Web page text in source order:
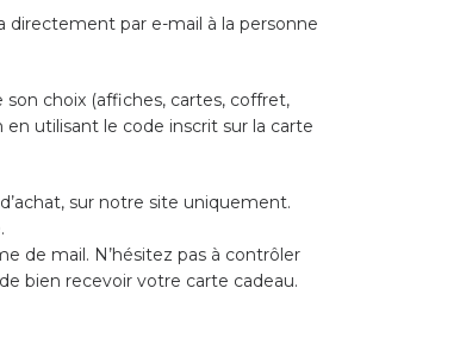
par e-mail à la personne
son choix (affiches, cartes, coffret,
utilisant le code inscrit sur la carte
sur notre site uniquement.
de mail. N’hésitez pas à contrôler
bien recevoir votre carte cadeau.